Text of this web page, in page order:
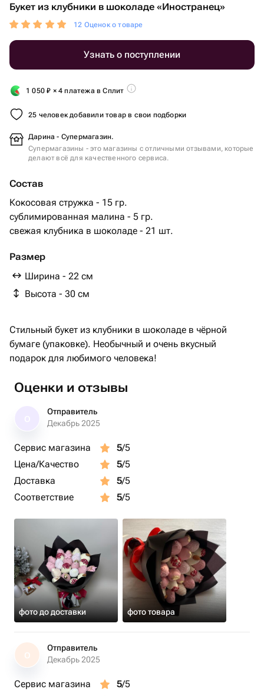
Букет из клубники в шоколаде «Иностранец»
12 Оценок о товаре
Узнать о поступлении
1 050₽ × 4 платежа в Сплит
25 человек добавили товар в свои подборки
Дарина - Супермагазин.
Супермагазины - это магазины с отличными отзывами, которые
делают всё для качественного сервиса.
Состав
Кокосовая стружка - 15 гр.
сублимированная малина - 5 гр.
свежая клубника в шоколаде - 21 шт.
Размер
Ширина - 22 см
Высота - 30 см
Стильный букет из клубники в шоколаде в чёрной
бумаге (упаковке). Необычный и очень вкусный
подарок для любимого человека!
Оценки и отзывы
Отправитель
Декабрь 2025
Сервис магазина 5/5
Цена/Качество
5/5
Доставка
5/5
Соответствие
5/5
фото до доставки фото товара
О
Отправитель
Декабрь 2025
Сервис магазина 5/5